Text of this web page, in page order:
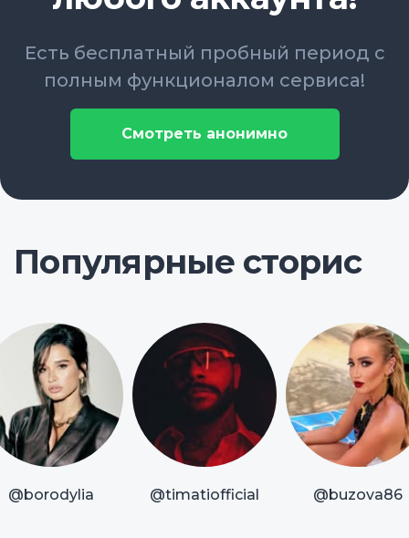
Есть бесплатный пробный период с
полным функционалом сервиса!
Смотреть анонимно
Популярные сторис
@borodylia @timatiofficial @buzova86